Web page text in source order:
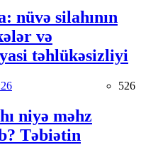
nüvə silahının
və
təhlükəsizliyi
526
niyə məhz
Təbiətin